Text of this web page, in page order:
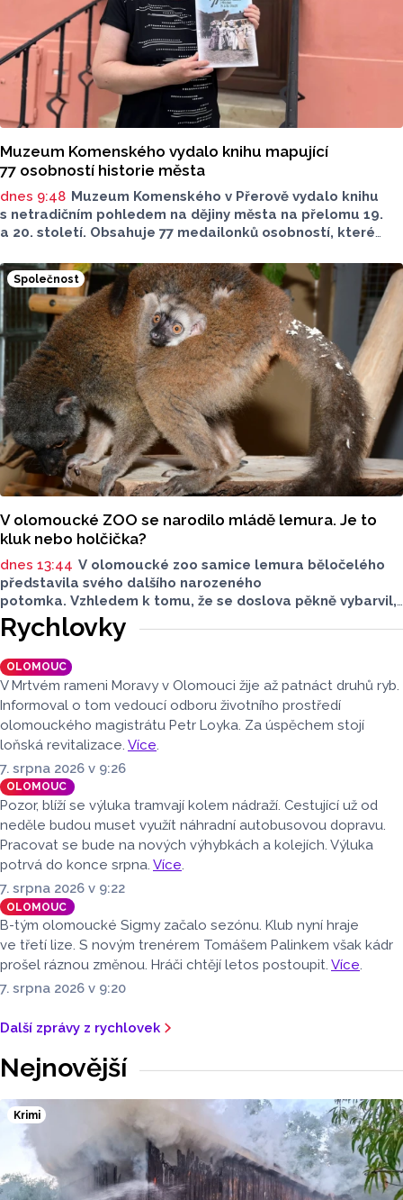
Muzeum Komenského vydalo knihu mapující
77 osobností historie města
dnes 9:48 Muzeum Komenského v Přerově vydalo knihu
s netradičním pohledem na dějiny města na přelomu 19.
a 20. století. Obsahuje 77 medailonků osobností, které
jsou doplněny dobovými snímky. Podle autorky publikace
Šárky Krákorové Pajůrkové tomu předcházelo 13 let
pátrání po jejich osudech. Kniha vychází u příležitosti
letošního 770. výročí povýšení Přerova na královské město,
sdělila ČTK mluvčí radnice Lenka Chalupová.
Společnost
V olomoucké ZOO se narodilo mládě lemura. Je to
kluk nebo holčička?
dnes 13:44 V olomoucké zoo samice lemura běločelého
představila svého dalšího narozeného
potomka. Vzhledem k tomu, že se doslova pěkně vybarvil,
je téměř jisté, že se jedná o samce. Samice totiž bývají
hnědé, případně hnědošedé, zato samci se pyšní bílým
zbarvením hlavy.
Rychlovky
OLOMOUC
V Mrtvém rameni Moravy v Olomouci žije až patnáct druhů ryb.
Informoval o tom vedoucí odboru životního prostředí
olomouckého magistrátu Petr Loyka. Za úspěchem stojí
loňská revitalizace. Více.
7. srpna 2026 v 9:26
OLOMOUC
Pozor, blíží se výluka tramvají kolem nádraží. Cestující už od
neděle budou muset využít náhradní autobusovou dopravu.
Pracovat se bude na nových výhybkách a kolejích. Výluka
potrvá do konce srpna. Více.
7. srpna 2026 v 9:22
OLOMOUC
B-tým olomoucké Sigmy začalo sezónu. Klub nyní hraje
ve třetí lize. S novým trenérem Tomášem Palinkem však kádr
prošel ráznou změnou. Hráči chtějí letos postoupit. Více.
7. srpna 2026 v 9:20
Další zprávy z rychlovek
Nejnovější
Krimi